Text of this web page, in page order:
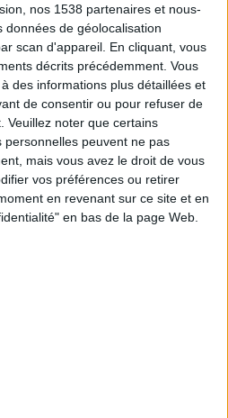
nos 1538 partenaires et nous-
données de géolocalisation
scan d'appareil. En cliquant, vous
décrits précédemment. Vous
des informations plus détaillées et
de consentir ou pour refuser de
Veuillez noter que certains
peuvent ne pas
mais vous avez le droit de vous
vos préférences ou retirer
en revenant sur ce site et en
en bas de la page Web.
aux sucreries à un point
je souffre des maux de
santé car je suis
(héréditaire), que faire ?
de la mer au restaurant
c'est un écart ?
vous perdre ?